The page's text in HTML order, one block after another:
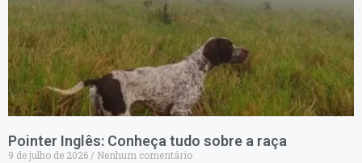
Pointer Inglês: Conheça tudo sobre a raça
9 de julho de 2026
Nenhum comentário